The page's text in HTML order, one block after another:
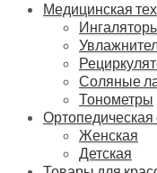
Медицинская
Соляные
Тонометры
Ортопедическая
Женская
Детская